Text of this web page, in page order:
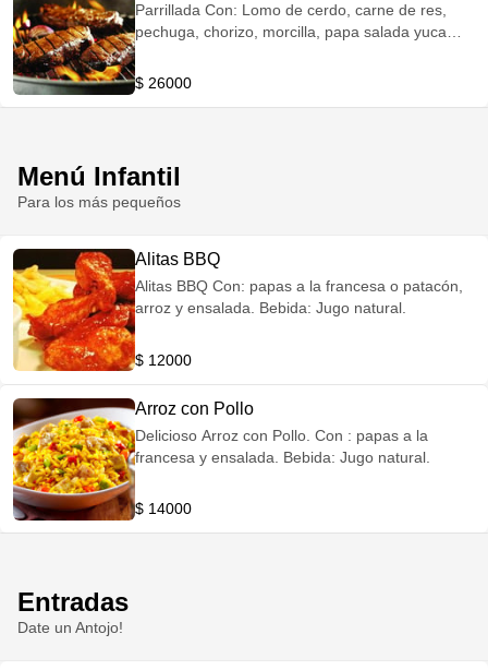
Parrillada Con: Lomo de cerdo, carne de res,
pechuga, chorizo, morcilla, papa salada yuca
$ 26000
Menú Infantil
Para los más pequeños
Alitas BBQ
Alitas BBQ Con: papas a la francesa o patacón,
arroz y ensalada. Bebida: Jugo natural.
$ 12000
Arroz con Pollo
Delicioso Arroz con Pollo. Con : papas a la
francesa y ensalada. Bebida: Jugo natural.
$ 14000
Entradas
Date un Antojo!